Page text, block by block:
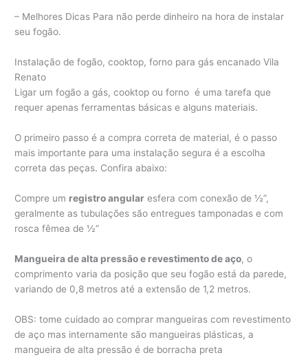
– Melhores Dicas Para não perde dinheiro na hora de instalar
seu fogão.
Instalação de fogão, cooktop, forno para gás encanado Vila
Renato
Ligar um fogão a gás, cooktop ou forno é uma tarefa que
requer apenas ferramentas básicas e alguns materiais.
O primeiro passo é a compra correta de material, é o passo
mais importante para uma instalação segura é a escolha
correta das peças. Confira abaixo:
Compre um registro angular esfera com conexão de ½”,
geralmente as tubulações são entregues tamponadas e com
rosca fêmea de ½”
Mangueira de alta pressão e revestimento de aço, o
comprimento varia da posição que seu fogão está da parede,
variando de 0,8 metros até a extensão de 1,2 metros.
OBS: tome cuidado ao comprar mangueiras com revestimento
de aço mas internamente são mangueiras plásticas, a
mangueira de alta pressão é de borracha preta